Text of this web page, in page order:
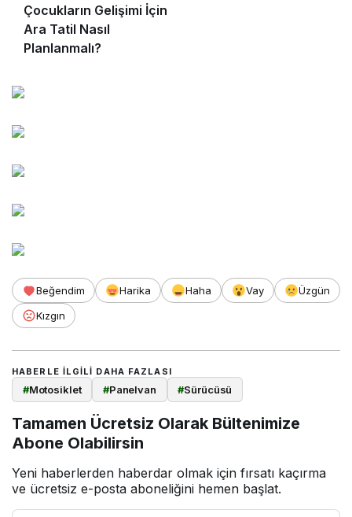
Çocukların Gelişimi İçin
Ara Tatil Nasıl
Planlanmalı?
Beğendim Harika Haha Vay
Üzgün
Kızgın
HABERLE ILGILI DAHA FAZLASI
#Motosiklet #Panelvan #Sürücüsü
Tamamen Ücretsiz Olarak Bültenimize
Abone Olabilirsin
Yeni haberlerden haberdar olmak için fırsatı kaçırma
ve ücretsiz e-posta aboneliğini hemen başlat.